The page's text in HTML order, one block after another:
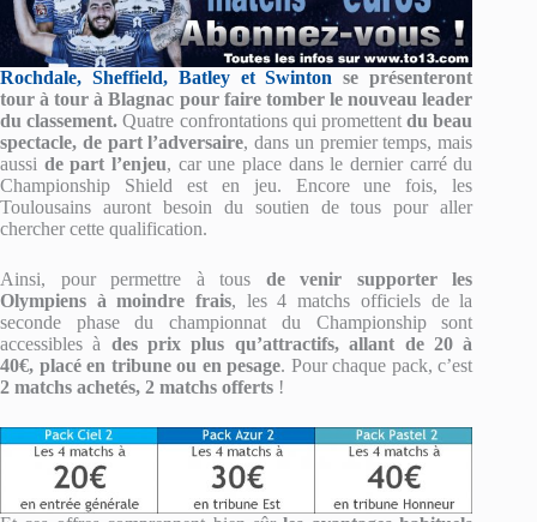
Rochdale, Sheffield, Batley et Swinton se présenteront
tour à tour à Blagnac pour faire tomber le nouveau leader
du classement.Quatre confrontations qui promettentdu beau
spectacle, de part l’adversaire, dans un premier temps, mais
aussi de part l’enjeu, car une place dans le dernier carré du
Championship Shield est en jeu. Encore une fois, les
Toulousains auront besoin du soutien de tous pour aller
chercher cette qualification.
Ainsi, pour permettre à tous de venir supporter les
Olympiens à moindre frais, les 4 matchs officiels de la
seconde phase du championnat du Championship sont
accessibles à des prix plus qu’attractifs, allant de 20 à
40€, placé en tribune ou en pesage. Pour chaque pack, c’est
2 matchs achetés, 2 matchs offerts !